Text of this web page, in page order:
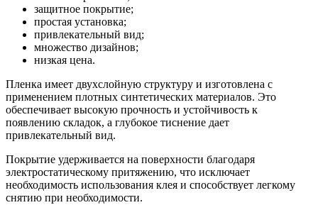
защитное покрытие;
простая установка;
привлекательный вид;
множество дизайнов;
низкая цена.
Пленка имеет двухслойную структуру и изготовлена с
применением плотных синтетических материалов. Это
обеспечивает высокую прочность и устойчивость к
появлению складок, а глубокое тиснение дает
привлекательный вид.
Покрытие удерживается на поверхности благодаря
электростатическому притяжению, что исключает
необходимость использования клея и способствует легкому
снятию при необходимости.